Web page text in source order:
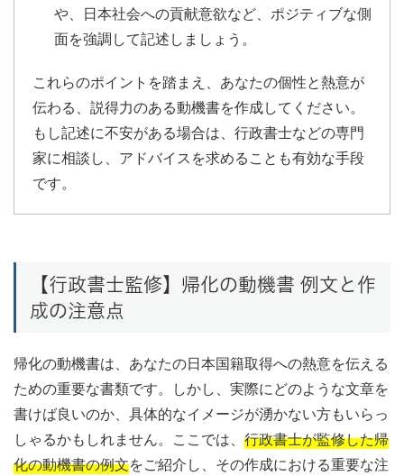
や、日本社会への貢献意欲など、ポジティブな側
面を強調して記述しましょう。
これらのポイントを踏まえ、あなたの個性と熱意が
伝わる、説得力のある動機書を作成してください。
もし記述に不安がある場合は、行政書士などの専門
家に相談し、アドバイスを求めることも有効な手段
です。
【行政書士監修】帰化の動機書 例文と作
成の注意点
帰化の動機書は、あなたの日本国籍取得への熱意を伝える
ための重要な書類です。しかし、実際にどのような文章を
書けば良いのか、具体的なイメージが湧かない方もいらっ
しゃるかもしれません。ここでは、 行政書士が監修した帰
化の動機書の例文をご紹介し、その作成における重要な注